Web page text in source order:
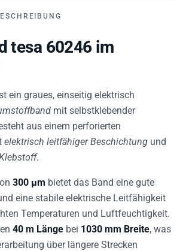
tesa 60246 im
ein graues, einseitig elektrisch
mit selbstklebender
aus einem perforierten
elektrisch leitfähiger Beschichtung und
.
300 µm bietet das Band eine gute
eine stabile elektrische Leitfähigkeit
Temperaturen und Luftfeuchtigkeit.
40 m Länge bei 1030 mm Breite, was
über längere Strecken